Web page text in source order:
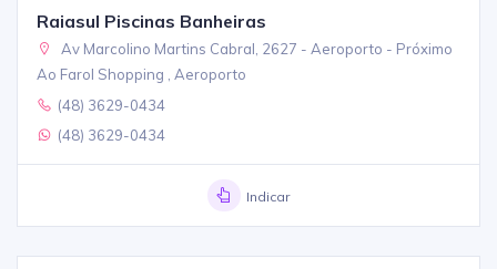
Raiasul Piscinas Banheiras
Av Marcolino Martins Cabral, 2627 - Aeroporto - Próximo
Ao Farol Shopping , Aeroporto
(48) 3629-0434
(48) 3629-0434
Indicar